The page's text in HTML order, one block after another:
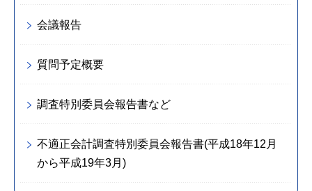
会議報告
質問予定概要
調査特別委員会報告書など
不適正会計調査特別委員会報告書(平成18年12月
から平成19年3月)